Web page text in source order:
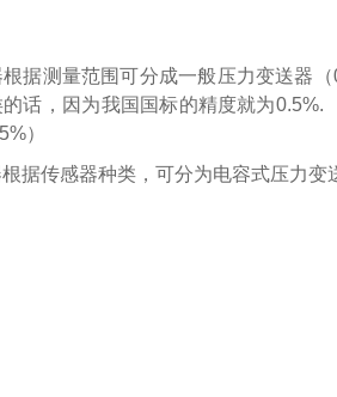
据测量范围可分成一般压力变送器（
话，因为我国国标的精度就为
）
据传感器种类，可分为电容式压力变送